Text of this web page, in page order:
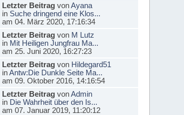
Letzter BeitragvonAyana
in Suche dringend eine Klos...
am 04. März 2020, 17:16:34
Letzter Beitragvon M Lutz
in Mit Heiligen Jungfrau Ma...
am 25. Juni 2020, 16:27:23
Letzter Beitragvon Hildegard51
inAntw:Die Dunkle Seite Ma...
am 09. Oktober 2016, 14:16:54
Letzter BeitragvonAdmin
in Die Wahrheit über den Is...
am 07. Januar 2019, 11:20:12